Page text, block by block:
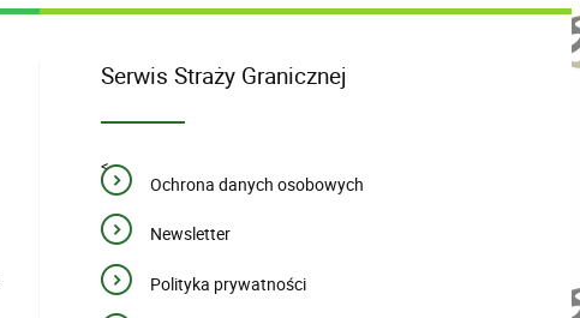
Serwis Straży Granicznej
<
Ochrona danych osobowych
Newsletter
Polityka prywatności